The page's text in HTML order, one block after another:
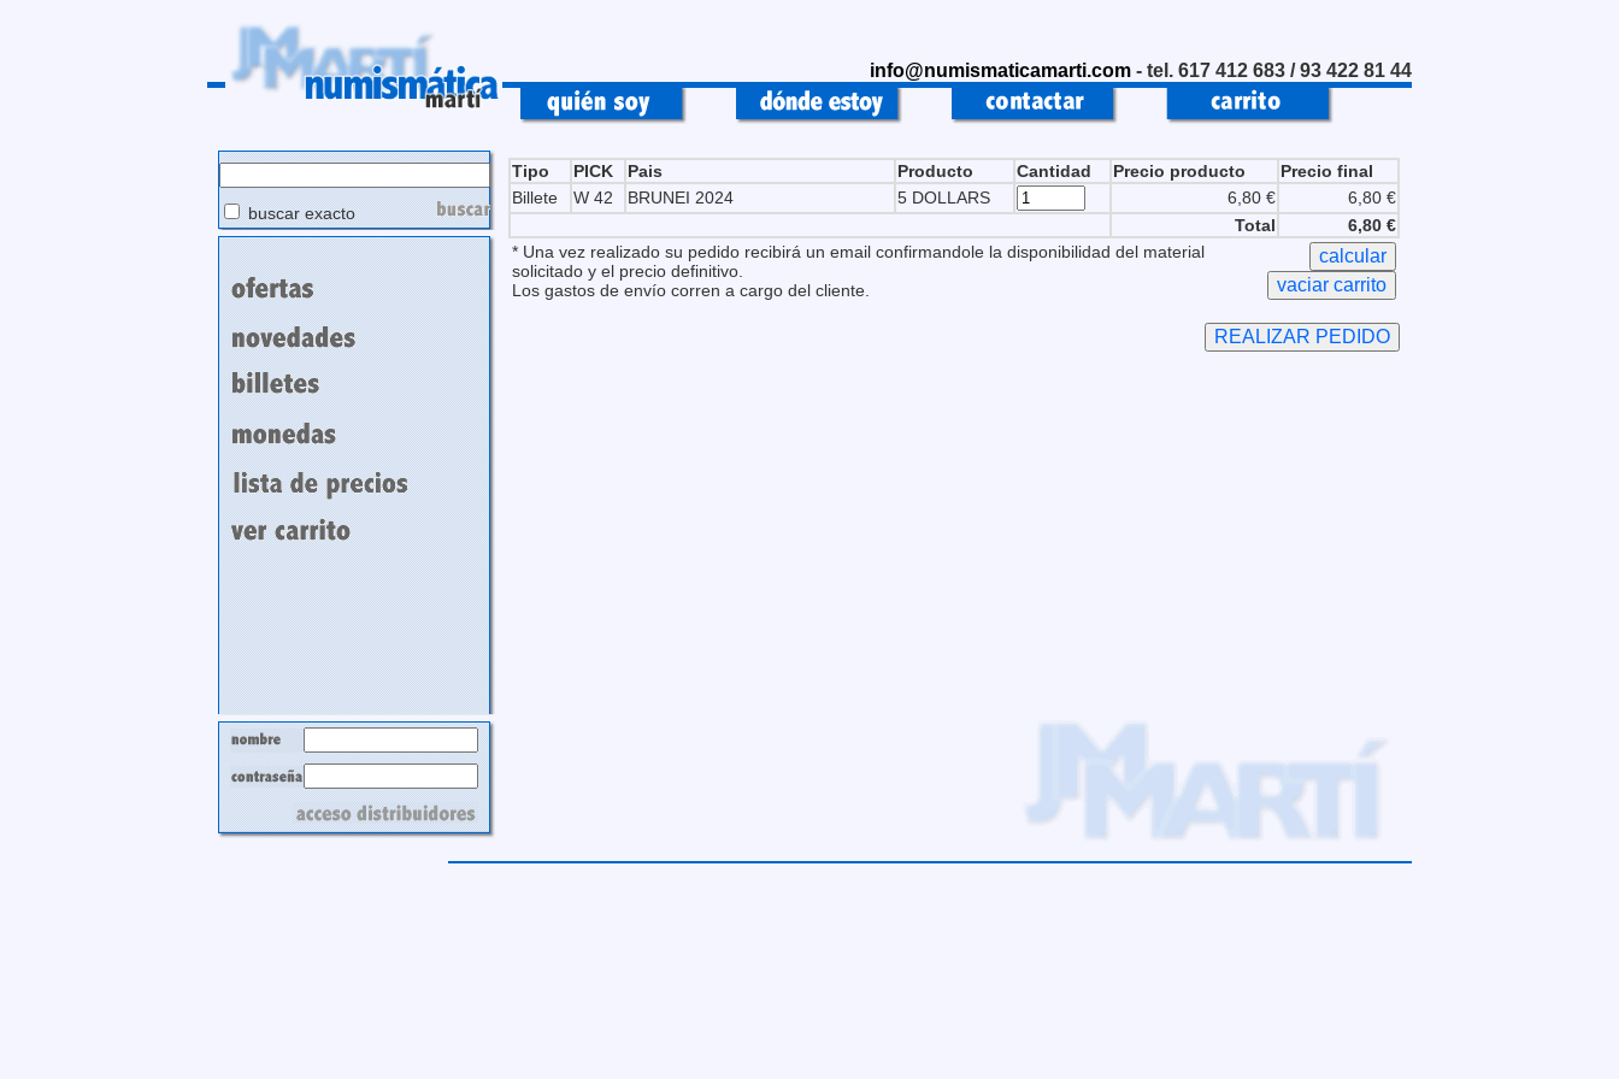
info@numismaticamarti.com - tel. 617 412 683 / 93 422 81 44
buscar exacto
Tipo PICK Pais Producto Cantidad Precio producto
Precio final
Billete
W 42 BRUNEI 2024 5 DOLLARS 6,80 €
6,80 €
Total
6,80 €
* Una vez realizado su pedido recibirá un email confirmandole la disponibilidad del material
solicitado y el precio definitivo.
Los gastos de envío corren a cargo del cliente.